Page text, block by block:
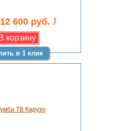
12 600 руб. J
в 1 клик